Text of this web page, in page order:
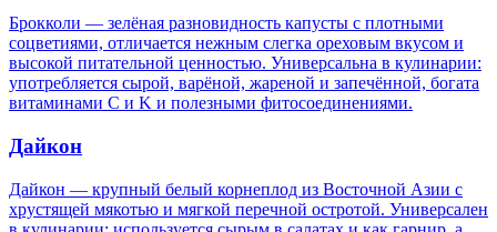
Брокколи — зелёная разновидность капусты с плотными
соцветиями, отличается нежным слегка ореховым вкусом и
высокой питательной ценностью. Универсальна в кулинарии:
употребляется сырой, варёной, жареной и запечённой, богата
витаминами C и K и полезными фитосоединениями.
Дайкон
Дайкон — крупный белый корнеплод из Восточной Азии с
хрустящей мякотью и мягкой перечной остротой. Универсален